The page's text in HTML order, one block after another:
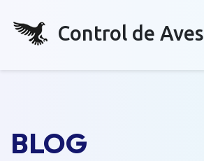
Control de Aves
BLOG